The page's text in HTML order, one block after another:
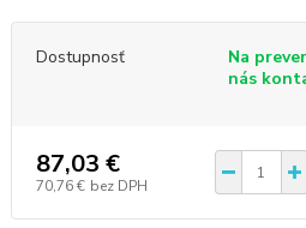
Dostupnosť
Na
nás
87,03 €
70,76 € bez DPH